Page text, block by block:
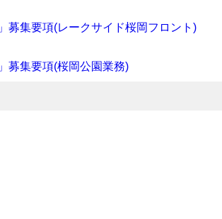
募集要項(レークサイド桜岡フロント)
募集要項(桜岡公園業務)